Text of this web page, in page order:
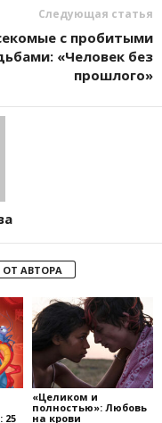
Следующая статья
с пробитыми
«Человек без
прошлого»
ОТ АВТОРА
25
«Целиком и
полностью»: Любовь
на крови